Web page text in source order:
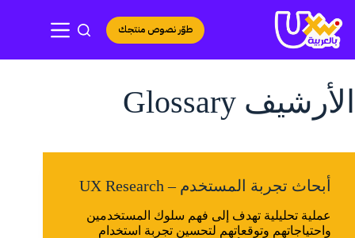
إلى
المحتوى
طوّر نصوص منتجك
الأرشيف
أبحاث تجربة المستخدم – UX Research
عملية تحليلية تهدف إلى فهم سلوك المستخدمين
واحتياجاتهم وتوقعاتهم لتحسين تجربة استخدام